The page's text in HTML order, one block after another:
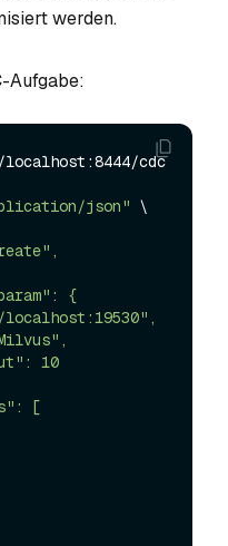
werden.
Aufgabe:
cdc
json" \